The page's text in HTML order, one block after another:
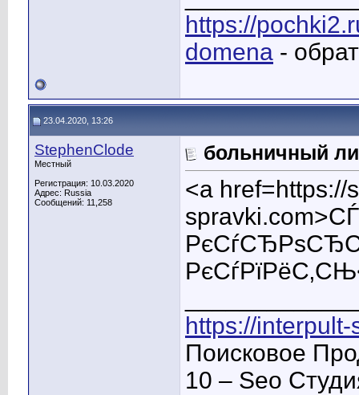
https://
domena -
23.04.2020, 13:26
StephenClode
Местный
Регистрация: 10.03.2020
Адрес: Russia
Сообщений: 11,258
больничный
<a href=https://
https://
Поисковое
10 – Seo